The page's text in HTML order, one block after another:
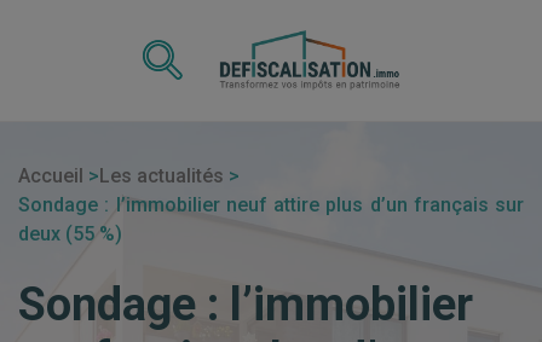
Accueil
Les actualités
Sondage : l’immobilier neuf attire plus d’un français sur
deux (55 %)
Sondage : l’immobilier